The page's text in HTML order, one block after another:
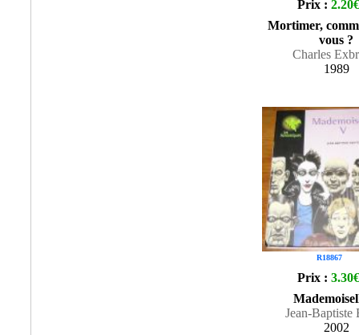
Prix : 2.20€
Mortimer,
vous ?
Charles
1989
R18867
Prix : 3.30€
Jean-Baptiste
2002